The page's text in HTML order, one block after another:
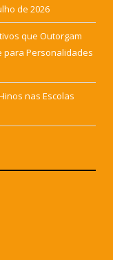
de 2026
que Outorgam
para Personalidades
nas Escolas